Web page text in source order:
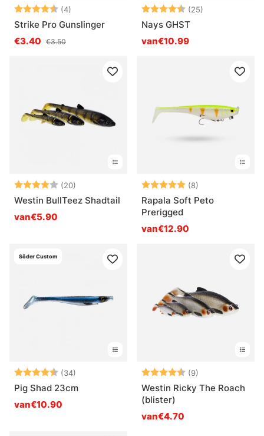
Beoordeling:
(4)
Strike Pro Gunslinger
€3.40 €3.50
Beoordeling:
(25)
Nays GHST
van€10.99
Beoordeling:
(20)
4.0 uit 5 sterren
Westin BullTeez Shadtail
van€5.90
Beoordeling:
(8)
Rapala Soft Peto
Prerigged
van€12.90
Söder Custom
Beoordeling:
(34)
4.5 uit 5 sterren
Pig Shad 23cm
van€10.90
Beoordeling:
(9)
Westin Ricky The Roach
(blister)
van€4.70